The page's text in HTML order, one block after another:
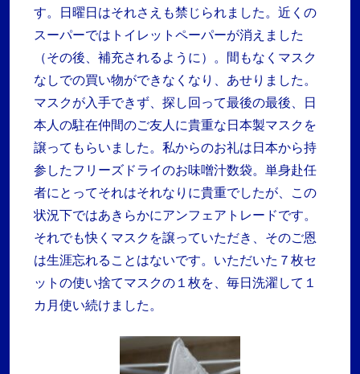
す。日曜日はそれさえも禁じられました。近くの
スーパーではトイレットペーパーが消えました
（その後、補充されるように）。間もなくマスク
なしでの買い物ができなくなり、あせりました。
マスクが入手できず、探し回って最後の最後、日
本人の駐在仲間のご友人に貴重な日本製マスクを
譲ってもらいました。私からのお礼は日本から持
参したフリーズドライのお味噌汁数袋。単身赴任
者にとってそれはそれなりに貴重でしたが、この
状況下ではあきらかにアンフェアトレードです。
それでも快くマスクを譲っていただき、そのご恩
は生涯忘れることはないです。いただいた７枚セ
ットの使い捨てマスクの１枚を、毎日洗濯して１
カ月使い続けました。